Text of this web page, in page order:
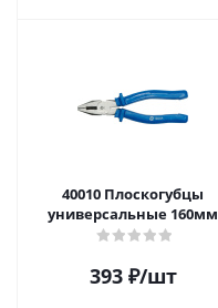
40010 Плоскогубцы
универсальные 160мм
393₽/шт